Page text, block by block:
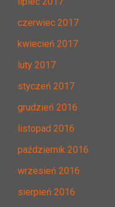
czerwiec 2017
kwiecień 2017
luty 2017
styczeń 2017
grudzień 2016
listopad 2016
październik 2016
wrzesień 2016
sierpień 2016